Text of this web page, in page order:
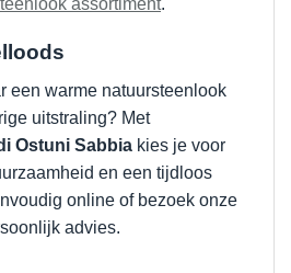
een warme natuursteenlook
uitstraling? Met
Ostuni Sabbia kies je voor
en een tijdloos
online of bezoek onze
advies.